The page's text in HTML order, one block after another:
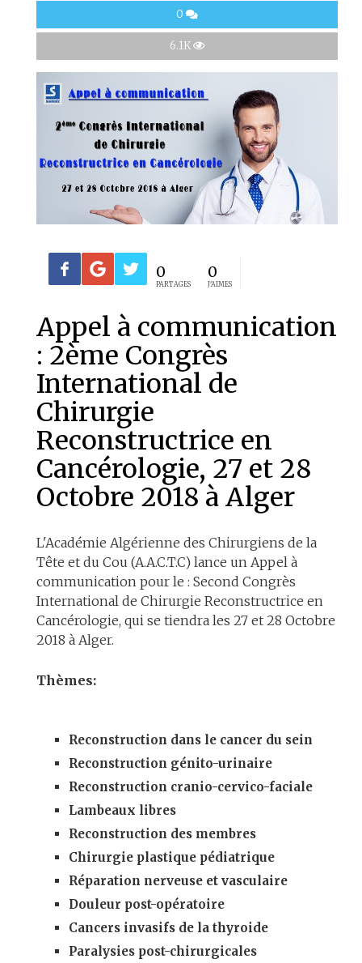
0
6.1K
0
PARTAGES
0
J'AIMES
Appel à communication
: 2ème Congrès
International de
Chirurgie
Reconstructrice en
Cancérologie, 27 et 28
Octobre 2018 à Alger
L'Académie Algérienne des Chirurgiens de la
Tête et du Cou (A.A.C.T.C) lance un Appel à
communication pour le : Second Congrès
International de Chirurgie Reconstructrice en
Cancérologie, qui se tiendra les 27 et 28 Octobre
2018 à Alger.
Thèmes:
Reconstruction dans le cancer du sein
Reconstruction génito-urinaire
Reconstruction cranio-cervico-faciale
Lambeaux libres
Reconstruction des membres
Chirurgie plastique pédiatrique
Réparation nerveuse et vasculaire
Douleur post-opératoire
Cancers invasifs de la thyroide
Paralysies post-chirurgicales